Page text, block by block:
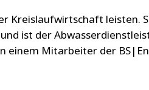
Kreislaufwirtschaft leisten.
ist der
einem Mitarbeiter der